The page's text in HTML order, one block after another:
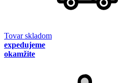
Tovar skladom
expedujeme
okamžite